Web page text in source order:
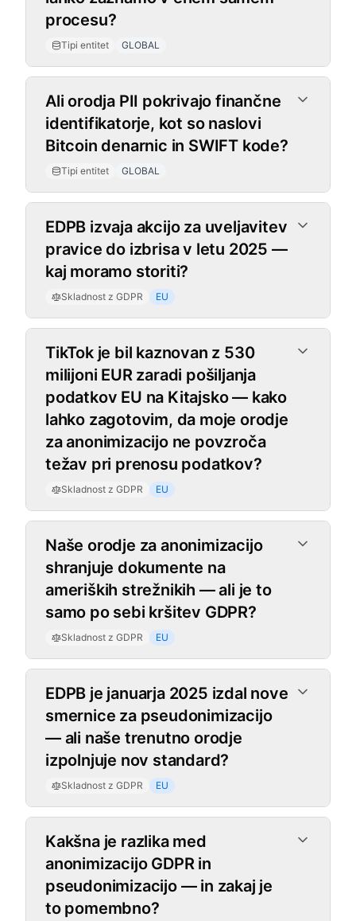
procesu?
Tipi entitet GLOBAL
Ali orodja PII pokrivajo finančne
identifikatorje, kot so naslovi
Bitcoin denarnic in SWIFT kode?
Tipi entitet GLOBAL
Skladnost z GDPR
EDPB izvaja akcijo za uveljavitev
pravice do izbrisa v letu 2025 —
kaj moramo storiti?
Skladnost z GDPR EU
TikTok je bil kaznovan z 530
milijoni EUR zaradi pošiljanja
podatkov EU na Kitajsko — kako
lahko zagotovim, da moje orodje
za anonimizacijo ne povzroča
težav pri prenosu podatkov?
Skladnost z GDPR EU
Naše orodje za anonimizacijo
shranjuje dokumente na
ameriških strežnikih — ali je to
samo po sebi kršitev GDPR?
Skladnost z GDPR EU
EDPB je januarja 2025 izdal nove
smernice za pseudonimizacijo
— ali naše trenutno orodje
izpolnjuje nov standard?
Skladnost z GDPR EU
Kakšna je razlika med
anonimizacijo GDPR in
pseudonimizacijo — in zakaj je
to pomembno?